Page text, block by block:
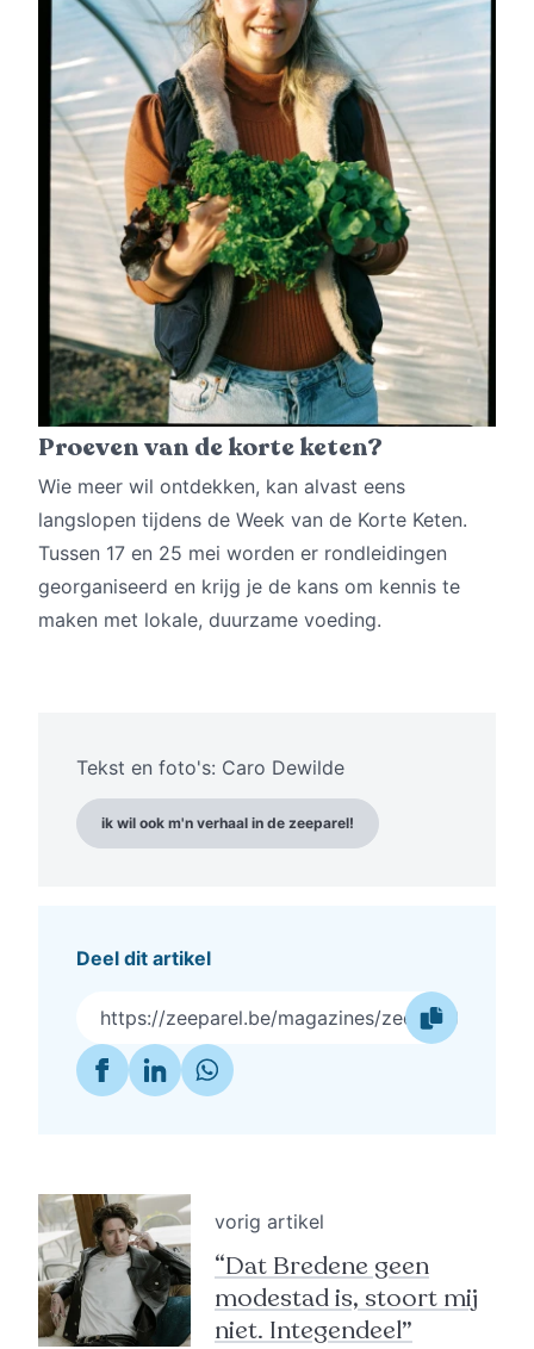
Proeven van de korte keten?
Wie meer wil ontdekken, kan alvast eens
langslopen tijdens de Week van de Korte Keten.
Tussen 17 en 25 mei worden er rondleidingen
georganiseerd en krijg je de kans om kennis te
maken met lokale, duurzame voeding.
Tekst en foto's: Caro Dewilde
ik wil ook m'n verhaal in de zeeparel!
Deel dit artikel
https://zeeparel.be/magazines/zeeparel-food-
vorig artikel
“Dat Bredene geen
modestad is, stoort mij
niet. Integendeel”